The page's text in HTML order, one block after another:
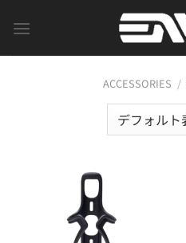
ACCESSORIES /